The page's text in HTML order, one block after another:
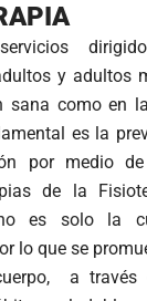
y adultos
sana como en
es la
por medio
de la
es solo la
lo que se
a través